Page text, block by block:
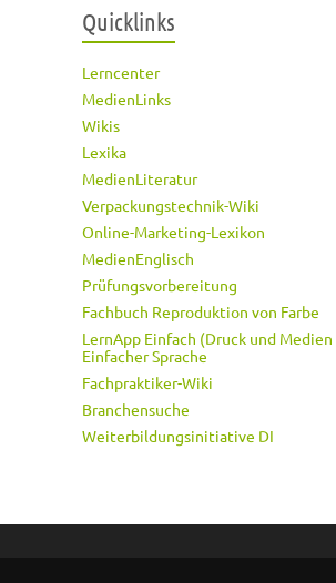
Quicklinks
Lerncenter
MedienLinks
Wikis
Lexika
MedienLiteratur
Verpackungstechnik-Wiki
Online-Marketing-Lexikon
MedienEnglisch
Prüfungsvorbereitung
Fachbuch Reproduktion von Farbe
LernApp Einfach (Druck und Medien
Einfacher Sprache
Fachpraktiker-Wiki
Branchensuche
Weiterbildungsinitiative DI